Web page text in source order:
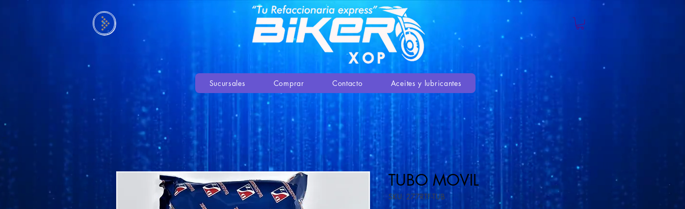
Sucursales Comprar Contacto Aceites y lubricantes
TUBO MOVIL
SKU: 277RTF-TUB